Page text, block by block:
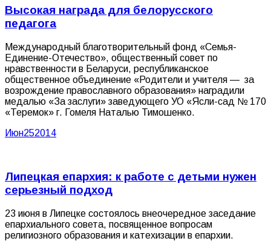
Высокая награда для белорусского
педагога
Международный благотворительный фонд «Семья-
Единение-Отечество», общественный cовет по
нравственности в Беларуси, республиканское
общественное объединение «Родители и учителя — за
возрождение православного образования» наградили
медалью «За заслуги» заведующего УО «Ясли-сад № 170
«Теремок» г. Гомеля Наталью Тимошенко.
Июн252014
Липецкая епархия: к работе с детьми нужен
серьезный подход
23 июня в Липецке состоялось внеочередное заседание
епархиального совета, посвященное вопросам
религиозного образования и катехизации в епархии.